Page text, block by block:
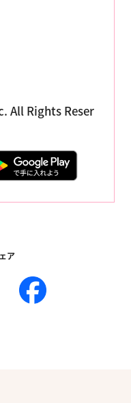
All Rights Reser
ア